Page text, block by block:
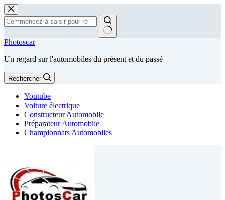
Passer
au
contenu
Aucun
Photoscar
Un regard sur l'automobiles du présent et du passé
Rechercher
Youtube
Voiture électrique
Constructeur Automobile
Préparateur Automobile
Championnats Automobiles